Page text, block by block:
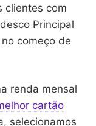
clientes com
Principal
começo de
renda mensal
cartão
selecionamos